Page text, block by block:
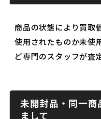
商品の状態により買取
使用されたものか未使
ど専門のスタッフが査
未開封品・同一商
まして